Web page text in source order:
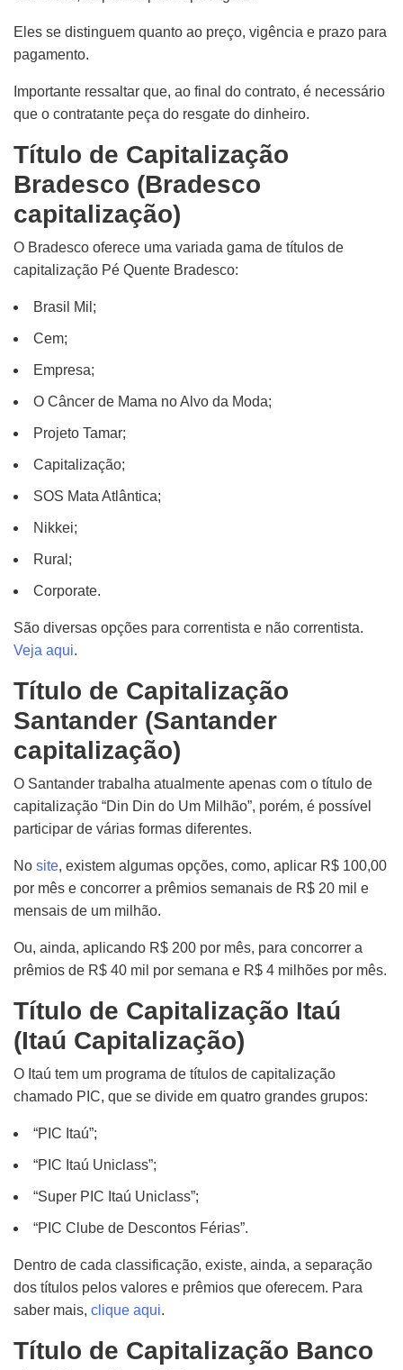
Eles se distinguem quanto ao preço, vigência e prazo para
pagamento.
Importante ressaltar que, ao final do contrato, é necessário
que o contratante peça do resgate do dinheiro.
Título de Capitalização
Bradesco (Bradesco
capitalização)
O Bradesco oferece uma variada gama de títulos de
capitalização Pé Quente Bradesco:
Brasil Mil;
Cem;
Empresa;
O Câncer de Mama no Alvo da Moda;
Projeto Tamar;
Capitalização;
SOS Mata Atlântica;
Nikkei;
Rural;
Corporate.
São diversas opções para correntista e não correntista.
Veja aqui.
Título de Capitalização
Santander (Santander
capitalização)
O Santander trabalha atualmente apenas com o título de
capitalização “Din Din do Um Milhão”, porém, é possível
participar de várias formas diferentes.
No site, existem algumas opções, como, aplicar R$ 100,00
por mês e concorrer a prêmios semanais de R$ 20 mil e
mensais de um milhão.
Ou, ainda, aplicando R$ 200 por mês, para concorrer a
prêmios de R$ 40 mil por semana e R$ 4 milhões por mês.
Título de Capitalização Itaú
(Itaú Capitalização)
O Itaú tem um programa de títulos de capitalização
chamado PIC, que se divide em quatro grandes grupos:
“PIC Itaú”;
“PIC Itaú Uniclass”;
“Super PIC Itaú Uniclass”;
“PIC Clube de Descontos Férias”.
Dentro de cada classificação, existe, ainda, a separação
dos títulos pelos valores e prêmios que oferecem. Para
saber mais, clique aqui.
Título de Capitalização Banco